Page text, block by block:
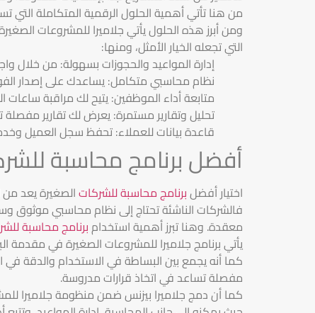
من هنا تأتي أهمية الحلول الرقمية المتكاملة
ومن أبرز هذه الحلول يأتي جلاميرا للمشروعات
التي تجعله الخيار الأمثل، ومنها:
إدارة المواعيد والحجوزات بسهولة: من خلال
نظام محاسبي متكامل: يساعدك على إصدار
متابعة أداء الموظفين: يتيح لك مراقبة ساعات
تحليل وتقارير مستمرة: يعرض لك تقارير مفصلة
قاعدة بيانات للعملاء: تحفظ سجل العميل
أفضل برنامج محاسبة
اختيار أفضلبرنامج محاسبة للشركاتالصغيرة يعد من
فالشركات الناشئة تحتاج إلى نظام محاسبي موثوق
معقدة. وهنا تبرز أهمية استخدامبرنامج محاسبة
يأتي برنامج جلاميرا للمشروعات الصغيرة في مقدمة
كما أنه يجمع بين البساطة في الاستخدام والدقة في
مفصلة تساعد في اتخاذ قرارات مدروسة.
كما أن دمج جلاميرا بيزنس ضمن منظومة جلاميرا